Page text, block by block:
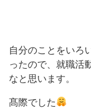
自分のことをいろ
ったので、就職活
なと思います。
髙際でした